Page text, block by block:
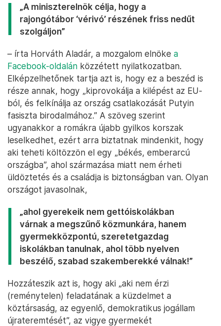
„A miniszterelnök célja, hogy a
rajongótábor ‘vérivó’ részének friss nedűt
szolgáljon”
– írta Horváth Aladár, a mozgalom elnöke a
Facebook-oldalán közzétett nyilatkozatban.
Elképzelhetőnek tartja azt is, hogy ez a beszéd is
része annak, hogy „kiprovokálja a kilépést az EU-
ból, és felkínálja az ország csatlakozását Putyin
fasiszta birodalmához.” A szöveg szerint
ugyanakkor a romákra újabb gyilkos korszak
leselkedhet, ezért arra biztatnak mindenkit, hogy
aki teheti költözzön el egy „békés, emberarcú
országba”, ahol származása miatt nem érheti
üldöztetés és a családja is biztonságban van. Olyan
országot javasolnak,
„ahol gyerekeik nem gettóiskolákban
várnak a megszűnő közmunkára, hanem
gyermekközpontú, szeretetgazdag
iskolákban tanulnak, ahol több nyelven
beszélő, szabad szakemberekké válnak!”
Hozzáteszik azt is, hogy aki „aki nem érzi
(reménytelen) feladatának a küzdelmet a
köztársaság, az egyenlő, demokratikus jogállam
újrateremtését”, az vigye gyermekét